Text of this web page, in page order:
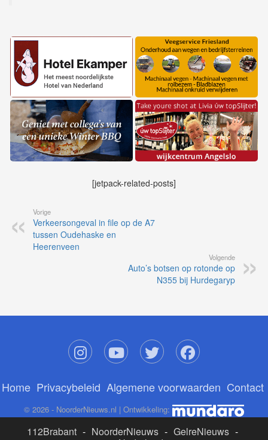
[jetpack-related-posts]
Vorige
Verkeersongeval in file op de A7
tussen Oudehaske en
Heerenveen
Volgende
Auto’s botsen op rotonde op
N355 bij Hurdegaryp
Home Privacybeleid Algemene voorwaarden Contact
© 2026 - NoorderNieuws.nl | Ontwikkeling:
112Brabant - NoorderNieuws - GelreNieuws -